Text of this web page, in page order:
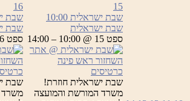
15
שבת ישראלית 10:00
שבת ישראלית
ספט 15 @ 10:00 – 14:00
כרטיסים
שבת ישראלית חוזרת!
משרד המורשת והמועצה
16
שבת
שבת
ספט 16 @ 10:00 – 14:00
שבת
משרד